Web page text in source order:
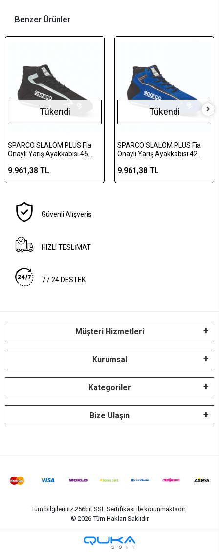
Benzer Ürünler
Tükendi
SPARCO SLALOM PLUS Fia
Onaylı Yarış Ayakkabısı 46
9.961,38 TL
Tükendi
SPARCO SLALOM PLUS Fia
Onaylı Yarış Ayakkabısı 42
9.961,38 TL
Güvenli Alışveriş
HIZLI TESLİMAT
7 / 24 DESTEK
Müşteri Hizmetleri
Kurumsal
Kategoriler
Bize Ulaşın
Tüm bilgileriniz 256bit SSL Sertifikası ile korunmaktadır.
© 2026 Tüm Hakları Saklıdır